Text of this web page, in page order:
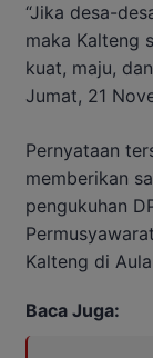
“Jika desa-
maka Kalteng
kuat, maju,
Jumat, 21
Pernyataan
memberikan
pengukuhan
Kalteng di
Baca Juga: